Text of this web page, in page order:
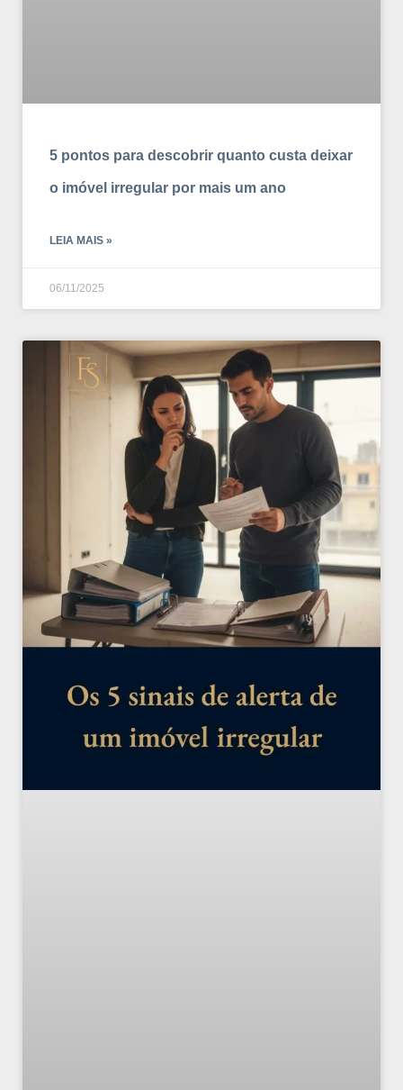
5 pontos para descobrir quanto custa deixar
o imóvel irregular por mais um ano
LEIA MAIS »
06/11/2025